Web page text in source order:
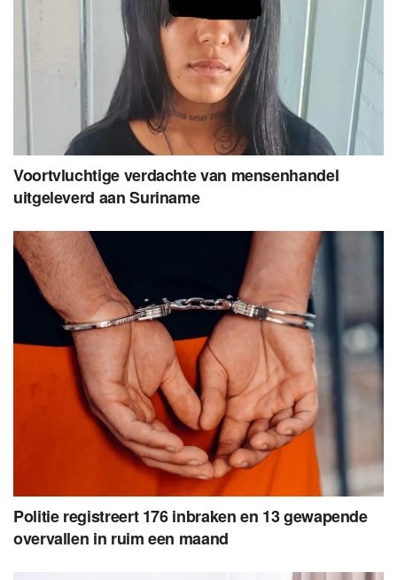
Voortvluchtige verdachte van mensenhandel
uitgeleverd aan Suriname
Politie registreert 176 inbraken en 13 gewapende
overvallen in ruim een maand